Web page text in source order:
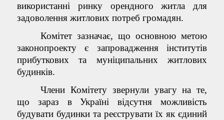
використанні ринку орендного житла для
задоволення житлових потреб громадян.
Комітет зазначає, що основною метою
законопроекту є запровадження інститутів
прибуткових та муніципальних житлових
будинків.
Члени Комітету звернули увагу на те,
що зараз в Україні відсутня можливість
будувати будинки та реєструвати їх як єдиний